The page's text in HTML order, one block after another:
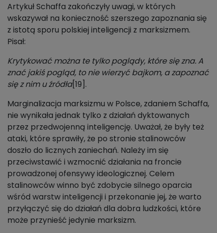
Artykuł Schaffa zakończyły uwagi, w których
wskazywał na konieczność szerszego zapoznania się
z istotą sporu polskiej inteligencji z marksizmem.
Pisał:
Krytykować można te tylko poglądy, które się zna. A
znać jakiś pogląd, to nie wierzyć bajkom, a zapoznać
się z nim u źródła[19].
Marginalizacja marksizmu w Polsce, zdaniem Schaffa,
nie wynikała jednak tylko z działań dyktowanych
przez przedwojenną inteligencję. Uważał, że były też
ataki, które sprawiły, że po stronie stalinowców
doszło do licznych zaniechań. Należy im się
przeciwstawić i wzmocnić działania na froncie
prowadzonej ofensywy ideologicznej. Celem
stalinowców winno być zdobycie silnego oparcia
wśród warstw inteligencji i przekonanie jej, że warto
przyłączyć się do działań dla dobra ludzkości, które
może przynieść jedynie marksizm.